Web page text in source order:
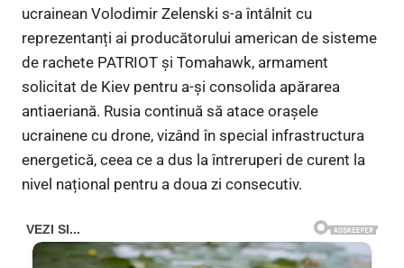
ucrainean Volodimir Zelenski s-a întâlnit cu
reprezentanți ai producătorului american de sisteme
de rachete PATRIOT și Tomahawk, armament
solicitat de Kiev pentru a-și consolida apărarea
antiaeriană. Rusia continuă să atace orașele
ucrainene cu drone, vizând în special infrastructura
energetică, ceea ce a dus la întreruperi de curent la
nivel național pentru a doua zi consecutiv.